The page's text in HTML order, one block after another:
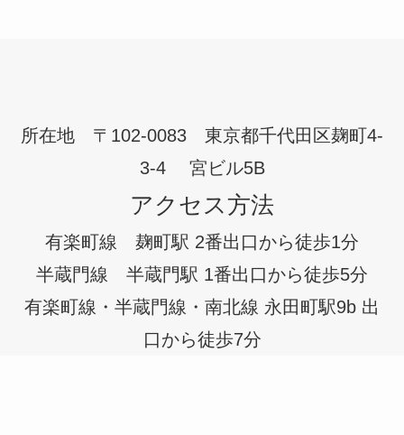
所在地 〒102-0083 東京都千代田区麹町4-
3-4 宮ビル5B
アクセス方法
有楽町線 麹町駅 2番出口から徒歩1分
半蔵門線 半蔵門駅 1番出口から徒歩5分
有楽町線・半蔵門線・南北線 永田町駅9b 出
口から徒歩7分